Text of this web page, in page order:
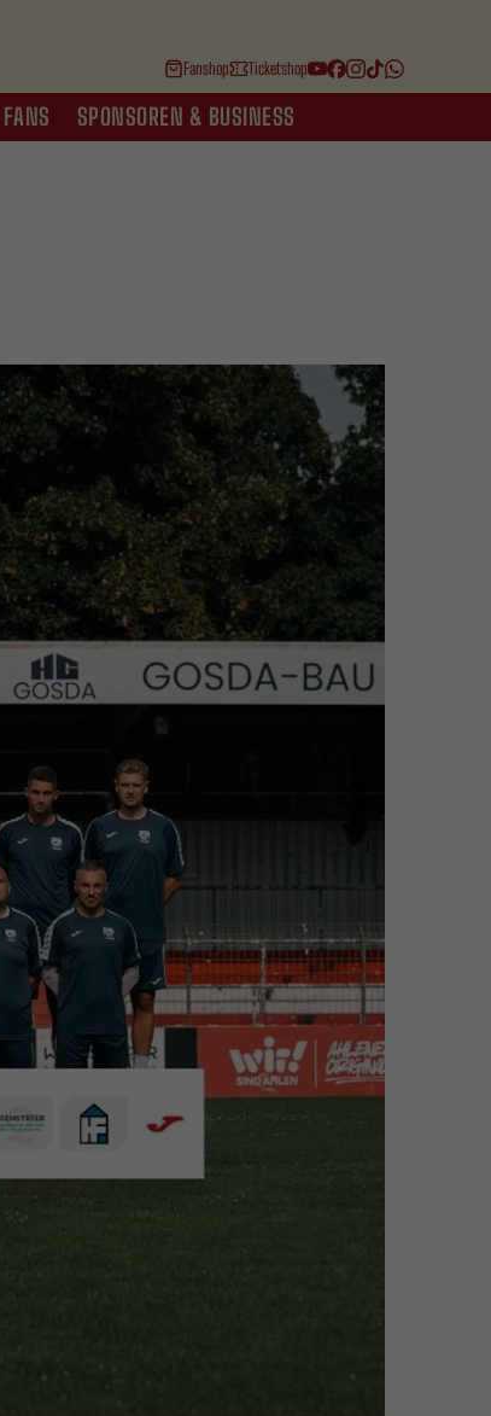
Fanshop Ticketshop
FANS SPONSOREN & BUSINESS